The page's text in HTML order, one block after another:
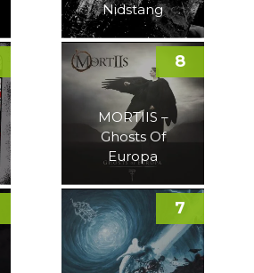
Nidstang
MORTIIS –
Ghosts Of
Europa
8
7